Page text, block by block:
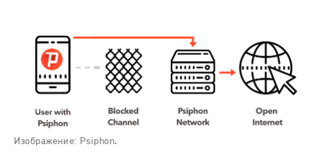
Изображение: Psiphon.